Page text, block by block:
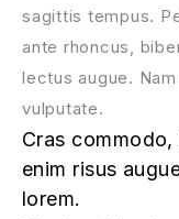
sagittis tempus.
ante rhoncus,
lectus augue.
vulputate.
Cras
enim risus
lorem.